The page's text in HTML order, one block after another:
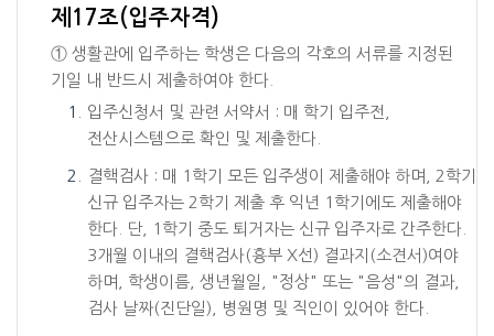
제17조(입주자격)
① 생활관에 입주하는 학생은 다음의 각호의 서류를 지정된
기일 내 반드시 제출하여야 한다.
입주신청서 및 관련 서약서 : 매 학기 입주전,
전산시스템으로 확인 및 제출한다.
결핵검사 : 매 1학기 모든 입주생이 제출해야 하며, 2학기
신규 입주자는 2학기 제출 후 익년 1학기에도 제출해야
한다. 단, 1학기 중도 퇴거자는 신규 입주자로 간주한다.
3개월 이내의 결핵검사(흉부 X선) 결과지(소견서)여야
하며, 학생이름, 생년월일, "정상" 또는 "음성"의 결과,
검사 날짜(진단일), 병원명 및 직인이 있어야 한다.